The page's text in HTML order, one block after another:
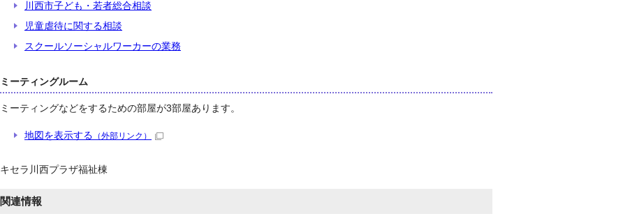
川西市子ども・若者総合相談
児童虐待に関する相談
スクールソーシャルワーカーの業務
ミーティングルーム
ミーティングなどをするための部屋が3部屋あります。
地図を表示する （外部リンク）
キセラ川西プラザ福祉棟
関連情報